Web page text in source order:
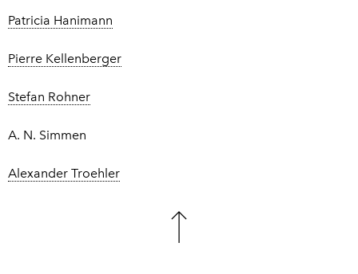
Patricia Hanimann
Pierre Kellenberger
Stefan Rohner
A. N. Simmen
Alexander Troehler